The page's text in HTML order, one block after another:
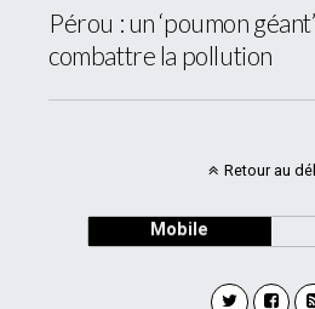
Pérou : un ‘poumon
combattre la pollution
Retour au
Mobile